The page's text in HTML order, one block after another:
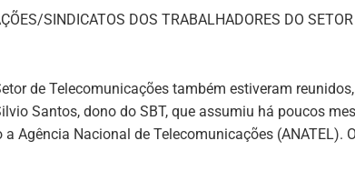
SINDICATOS DOS TRABALHADORES DO
de Telecomunicações também estiveram
Santos, dono do SBT, que assumiu há poucos
Agência Nacional de Telecomunicações (ANATEL).